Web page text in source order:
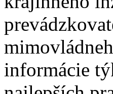
informácie